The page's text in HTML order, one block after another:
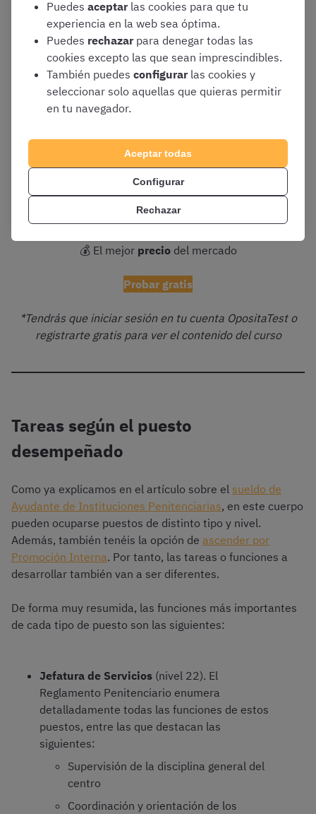
Revisad aquí losturnos y horarios más habituales de
Ayudantes de Instituciones Penitenciarias.
📢¡PRUEBA GRATIS el CURSO OpositaTest de
AYUDANTES DE IIPP!
esquemasen PDF siempre actualizados
vídeoy tutor personalizado
Testilimitados
💰 El mejor preciodel mercado
Probar gratis
*Tendrás que iniciar sesión en tu cuenta OpositaTest o
registrarte gratis para ver el contenido del curso
Tareas según el puesto
desempeñado
Como ya explicamos en el artículo sobre el sueldo de
Ayudante de Instituciones Penitenciarias, en este cuerpo
pueden ocuparse puestos de distinto tipo y nivel.
Además, también tenéis la opción de ascender por
Promoción Interna. Por tanto, las tareas o funciones a
desarrollar también van a ser diferentes.
De forma muy resumida, las funciones más importantes
de cada tipo de puesto son las siguientes:
Jefatura de Servicios (nivel 22). El
Reglamento Penitenciario enumera
detalladamente todas las funciones de estos
puestos, entre las que destacan las
siguientes:
Supervisión de la disciplina general del
centro
Coordinación y orientación de los
Puedes aceptar las cookies para que tu
experiencia en la web sea óptima.
Puedes rechazar para denegar todas las
cookies excepto las que sean imprescindibles.
También puedes configurar las cookies y
seleccionar solo aquellas que quieras permitir
en tu navegador.
Aceptar todas
Configurar
Rechazar